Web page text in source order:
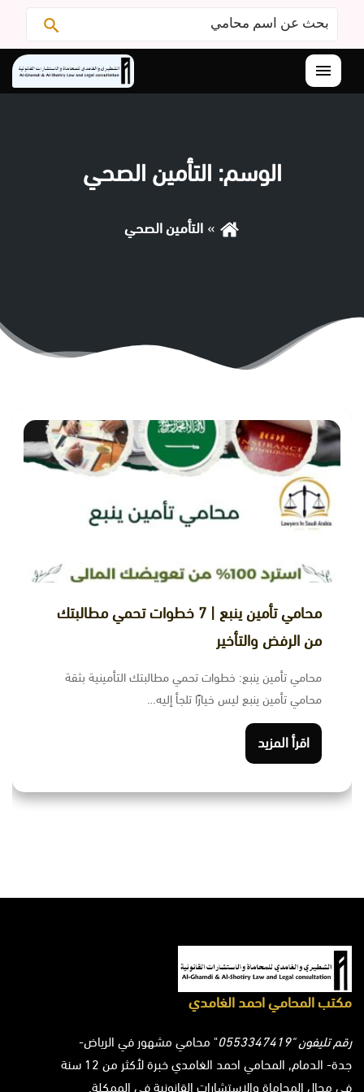
البحث
عن:
القائمة
الوسم: التأمين الصحي
التأمين الصحي
ﻣﺤﺎﻣﻲ ﺗﺄﻣﻴﻦ ﻳﻨﺒﻊ | 7 خطوات تحمي مطالبتك
من الرفض والتأخير
محامي تأمين ينبع: خطوات تحمي مطالبتك التأمينية بثقة
محامي تأمين ينبع ليس خيارًا تلجأ إليه…
اقرأ المزيد
مكتب المحامي احمد الغامدي
رقم تليفون "0553347419
" محامي مشهور في الرياض-
جدة- الدمام, المحامي احمد الغامدي خبرة لأكثر من 12 سنة
في مجال المحاماة والاستشارات القانونية في الممكلة.